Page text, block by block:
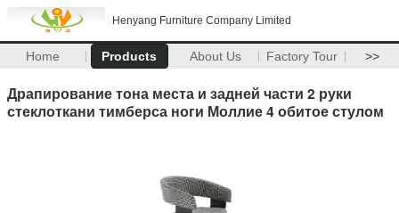
Henyang Furniture Company Limited
Home Products About Us Factory Tour >>
Драпирование тона места и задней части 2 руки
стеклоткани тимберса ноги Моллие 4 обитое стулом